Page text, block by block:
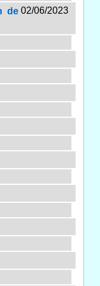
de 02/06/2023